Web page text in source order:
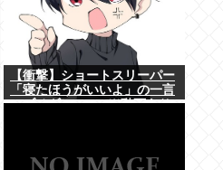
【衝撃】ショートスリーパー
「寝たほうがいいよ」の一言
にブチギレwww(※動画あり)